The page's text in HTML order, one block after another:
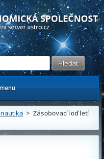
astronomický server
> Zásobovací loď letí